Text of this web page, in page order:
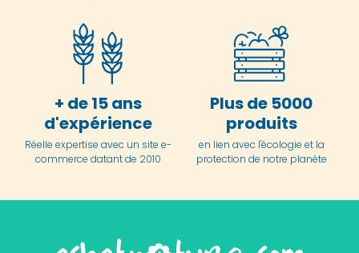
+ de 15 ans
d'expérience
Réelle expertise avec un site e-
commerce datant de 2010
Plus de 5000
produits
en lien avec l'écologie et la
protection de notre planète